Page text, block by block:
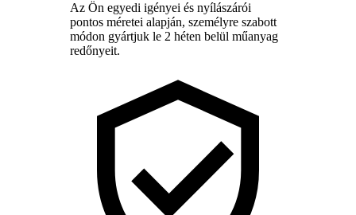
Az Ön egyedi igényei és nyílászárói
pontos méretei alapján, személyre szabott
módon gyártjuk le 2 héten belül műanyag
redőnyeit.